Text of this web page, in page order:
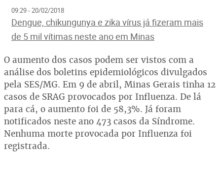
09:29 - 20/02/2018
Dengue, chikungunya e zika vírus já fizeram mais
de 5 mil vítimas neste ano em Minas
O aumento dos casos podem ser vistos com a
análise dos boletins epidemiológicos divulgados
pela SES/MG. Em 9 de abril, Minas Gerais tinha 12
casos de SRAG provocados por Influenza. De lá
para cá, o aumento foi de 58,3%. Já foram
notificados neste ano 473 casos da Síndrome.
Nenhuma morte provocada por Influenza foi
registrada.